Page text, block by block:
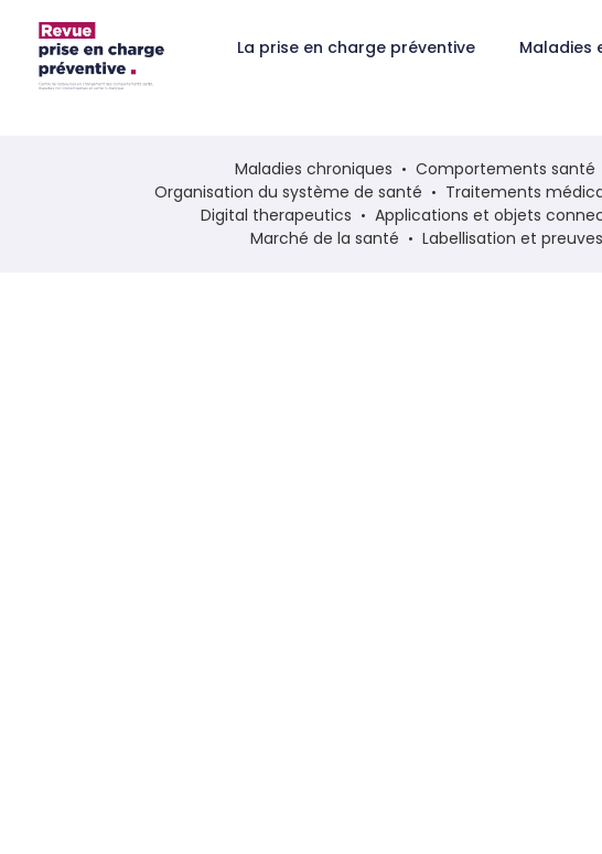
La prise en charge préventive Maladies
Maladies chroniques
Comportements santé
Organisation du système de santé
Traitements
Digital therapeutics
Applications et objets
Marché de la santé
Labellisation et preuves